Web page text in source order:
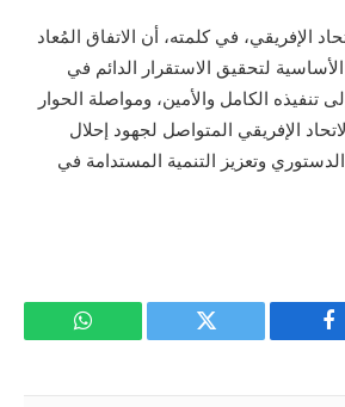
الإفريقي، في كلمته، أن الاتفاق المُعاد
لتحقيق الاستقرار الدائم في
تنفيذه الكامل والأمين، ومواصلة الحوار
الإفريقي المتواصل لجهود إحلال
وتعزيز التنمية المستدامة في
فيسبوك تويتر واتساب